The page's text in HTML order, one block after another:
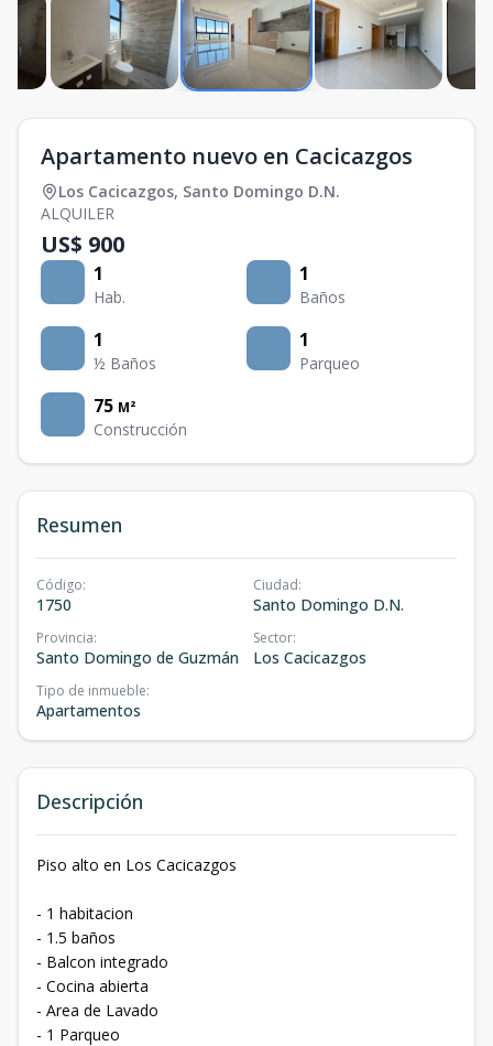
Apartamento nuevo en Cacicazgos
Los Cacicazgos, Santo Domingo D.N.
ALQUILER
US$ 900
1
Hab.
1
Baños
1
½ Baños
1
Parqueo
75 M²
Construcción
Resumen
Código:
1750
Ciudad:
Santo Domingo D.N.
Provincia:
Santo Domingo de Guzmán
Sector:
Los Cacicazgos
Tipo de inmueble:
Apartamentos
Descripción
Piso alto en Los Cacicazgos
- 1 habitacion
- 1.5 baños
- Balcon integrado
- Cocina abierta
- Area de Lavado
- 1 Parqueo